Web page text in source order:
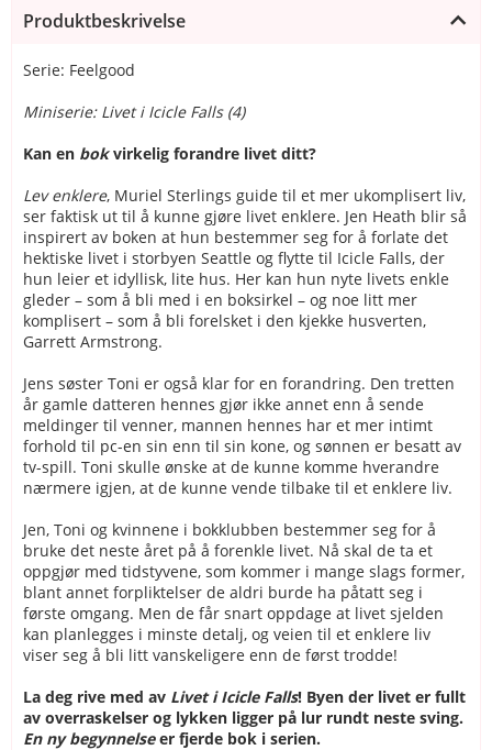
Produktbeskrivelse
Serie: Feelgood
Miniserie: Livet i Icicle Falls (4)
Kan en bokvirkelig forandre livet ditt?
Lev enklere, Muriel Sterlings guide til et mer ukomplisert liv,
ser faktisk ut til å kunne gjøre livet enklere. Jen Heath blir så
inspirert av boken at hun bestemmer seg for å forlate det
hektiske livet i storbyen Seattle og flytte til Icicle Falls, der
hun leier et idyllisk, lite hus. Her kan hun nyte livets enkle
gleder – som å bli med i en boksirkel – og noe litt mer
komplisert – som å bli forelsket i den kjekke husverten,
Garrett Armstrong.
Jens søster Toni er også klar for en forandring. Den tretten
år gamle datteren hennes gjør ikke annet enn å sende
meldinger til venner, mannen hennes har et mer intimt
forhold til pc-en sin enn til sin kone, og sønnen er besatt av
tv-spill. Toni skulle ønske at de kunne komme hverandre
nærmere igjen, at de kunne vende tilbake til et enklere liv.
Jen, Toni og kvinnene i bokklubben bestemmer seg for å
bruke det neste året på å forenkle livet. Nå skal de ta et
oppgjør med tidstyvene, som kommer i mange slags former,
blant annet forpliktelser de aldri burde ha påtatt seg i
første omgang. Men de får snart oppdage at livet sjelden
kan planlegges i minste detalj, og veien til et enklere liv
viser seg å bli litt vanskeligere enn de først trodde!
La deg rive med av Livet i Icicle Falls! Byen der livet er fullt
av overraskelser og lykken ligger på lur rundt neste sving.
En ny begynnelseer fjerde bok i serien.